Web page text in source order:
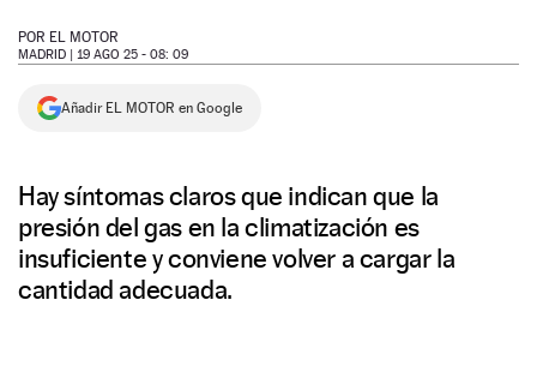
NEWSLETTER
SÍGUENOS
POR EL MOTOR
MADRID | 19 AGO 25 - 08: 09
Añadir EL MOTOR en Google
Hay síntomas claros que indican que la
presión del gas en la climatización es
insuficiente y conviene volver a cargar la
cantidad adecuada.